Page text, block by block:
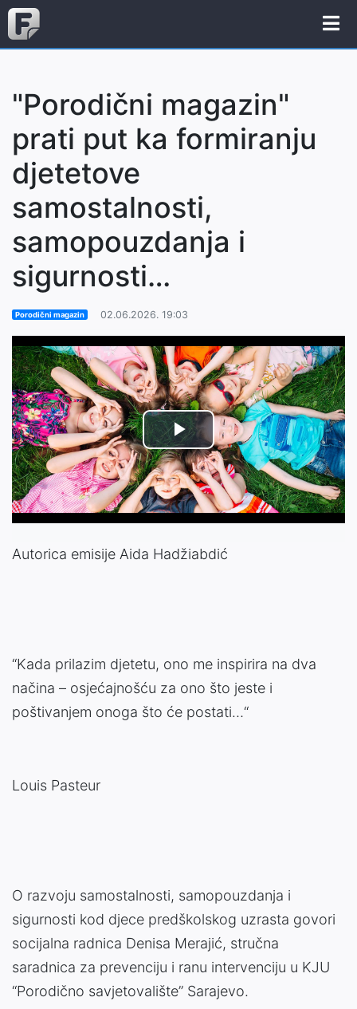
"Porodični magazin"
prati put ka formiranju
djetetove
samostalnosti,
samopouzdanja i
sigurnosti…
Porodični magazin 02.06.2026. 19:03
Play
Video
Autorica emisije Aida Hadžiabdić
“Kada prilazim djetetu, ono me inspirira na dva
načina – osjećajnošću za ono što jeste i
poštivanjem onoga što će postati…“
Louis Pasteur
O razvoju samostalnosti, samopouzdanja i
sigurnosti kod djece predškolskog uzrasta govori
socijalna radnica Denisa Merajić, stručna
saradnica za prevenciju i ranu intervenciju u KJU
“Porodično savjetovalište” Sarajevo.